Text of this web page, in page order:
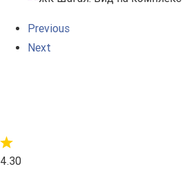
Previous
Next
4.30